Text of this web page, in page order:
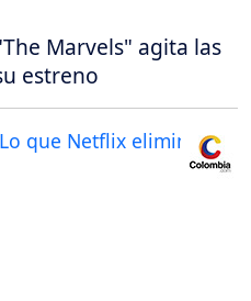
Marvels" agita las
estreno